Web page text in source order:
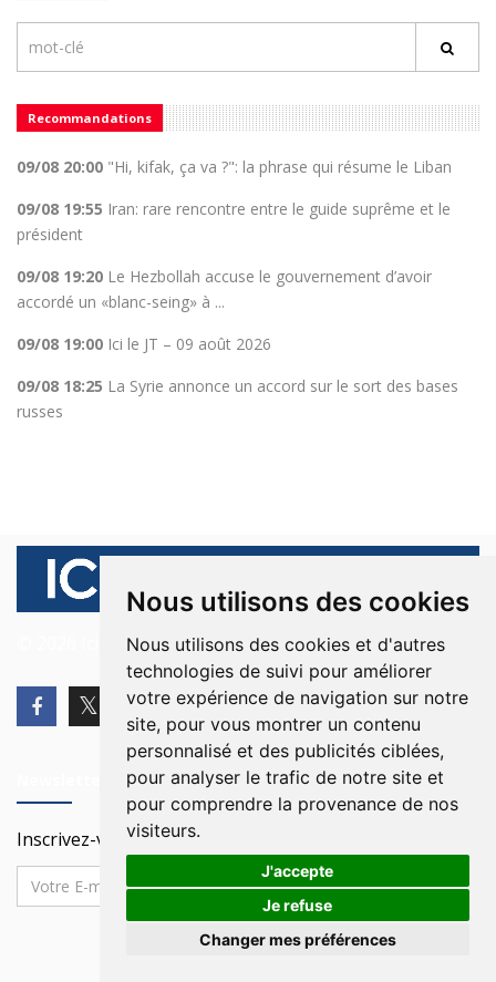
Nous utilisons des cookies
Nous utilisons des cookies et d'autres
technologies de suivi pour améliorer
votre expérience de navigation sur notre
site, pour vous montrer un contenu
personnalisé et des publicités ciblées,
pour analyser le trafic de notre site et
pour comprendre la provenance de nos
visiteurs.
J'accepte
Je refuse
Changer mes préférences
Recommandations
09/08 20:00 "Hi, kifak, ça va ?": la phrase qui résume le Liban
09/08 19:55 Iran: rare rencontre entre le guide suprême et le
président
09/08 19:20 Le Hezbollah accuse le gouvernement d’avoir
accordé un «blanc-seing» à ...
09/08 19:00 Ici le JT – 09 août 2026
09/08 18:25 La Syrie annonce un accord sur le sort des bases
russes
© 2026 Ici Beyrouth. Tous les droits sont réservés.
Inscrivez-vous à notre Newsletter